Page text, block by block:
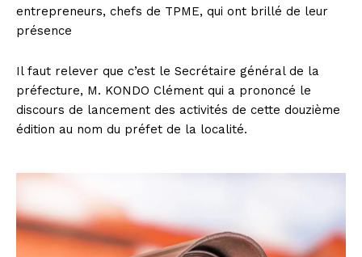
entrepreneurs, chefs de TPME, qui ont brillé de leur
présence
Il faut relever que c’est le Secrétaire général de la
préfecture, M. KONDO Clément qui a prononcé le
discours de lancement des activités de cette douzième
édition au nom du préfet de la localité.